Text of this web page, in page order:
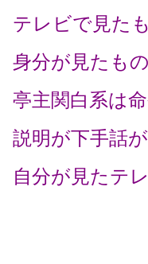
テレビで見た
身分が見たも
亭主関白系は
説明が下手話が
自分が見たテ